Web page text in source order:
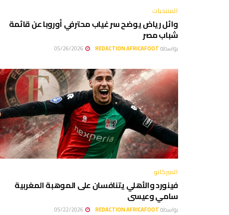
المنتخبات
وائل رياض يوضح سر غياب محترفي أوروبا عن قائمة
شباب مصر
بواسطةREDACTION AFRICAFOOT
الميركاتو
فينورد والأهلي يتنافسان على الموهبة المغربية
سامي وعيسى
بواسطةREDACTION AFRICAFOOT